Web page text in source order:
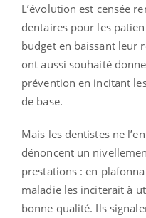
L’évolution est censée
dentaires pour les
budget en baissant leur
ont aussi souhaité
prévention en incitant
de base.
Mais les dentistes ne
dénoncent un
prestations : en
maladie les inciterait à
bonne qualité. Ils